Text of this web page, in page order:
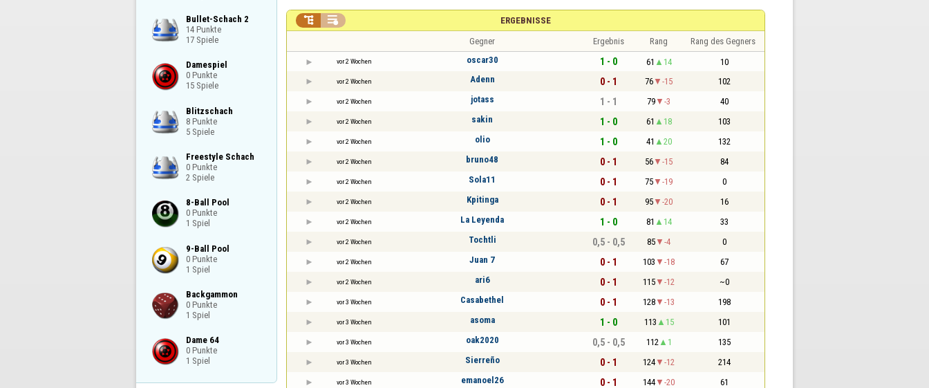
Bullet-Schach 2
14 Punkte
17 Spiele
Damespiel
0 Punkte
15 Spiele
Blitzschach
8 Punkte
5 Spiele
Freestyle Schach
0 Punkte
2 Spiele
8-Ball Pool
0 Punkte
1 Spiel
9-Ball Pool
0 Punkte
1 Spiel
Backgammon
0 Punkte
1 Spiel
Dame 64
0 Punkte
1 Spiel
ERGEBNISSE
 
Gegner Ergebnis Rang Rang des Gegners
vor 2 Wochen oscar30 1 - 0 61 14 10
vor 2 Wochen Adenn 0 - 1 76 -15 102
vor 2 Wochen jotass 1 - 1 79 -3 40
vor 2 Wochen sakin 1 - 0 61 18 103
vor 2 Wochen olio 1 - 0 41 20 132
vor 2 Wochen bruno48 0 - 1 56 -15 84
vor 2 Wochen Sola11 0 - 1 75 -19 0
vor 2 Wochen Kpitinga 0 - 1 95 -20 16
vor 2 Wochen La Leyenda 1 - 0 81 14 33
vor 2 Wochen Tochtli 0,5 - 0,5 85 -4 0
vor 2 Wochen Juan 7 0 - 1 103 -18 67
vor 2 Wochen ari6 0 - 1 115 -12 ~0
vor 3 Wochen Casabethel 0 - 1 128 -13 198
vor 3 Wochen asoma 1 - 0 113 15 101
vor 3 Wochen oak2020 0,5 - 0,5 112 1 135
vor 3 Wochen Sierreño 0 - 1 124 -12 214
vor 3 Wochen emanoel26 0 - 1 144 -20 61